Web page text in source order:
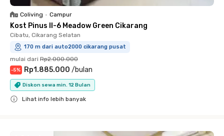
Coliving • Campur
Kost Pinus II-6 Meadow Green Cikarang
Cibatu, Cikarang Selatan
170 m dari auto2000 cikarang pusat
mulai dari Rp2.000.000
-5% Rp1.885.000 /bulan
Diskon sewa min. 12 Bulan
Lihat info lebih banyak